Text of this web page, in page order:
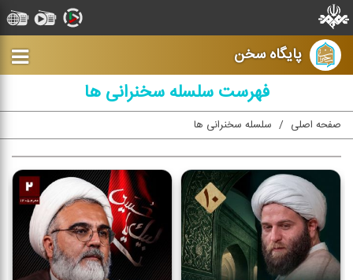
پایگاه سخن
فهرست سلسله سخنرانی ها
صفحه اصلی سلسله سخنرانی ها